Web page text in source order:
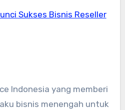
Sukses Bisnis Reseller
Indonesia yang memberi
bisnis menengah untuk